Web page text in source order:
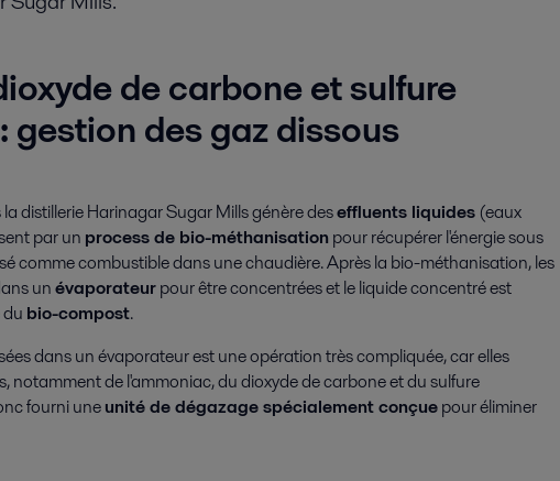
de carbone et sulfure
gestion des gaz dissous
distillerie Harinagar Sugar Mills génère deseffluents liquides (eaux
par un process de bio-méthanisation pour récupérer l'énergie sous
comme combustible dans une chaudière. Après la bio-méthanisation, les
unévaporateurpour être concentrées et le liquide concentré est
bio-compost.
dans un évaporateur est une opération très compliquée, car elles
notamment de l'ammoniac, du dioxyde de carbone et du sulfure
fourni uneunité de dégazage spécialement conçuepour éliminer